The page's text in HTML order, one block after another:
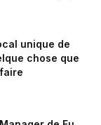
unique de
chose que